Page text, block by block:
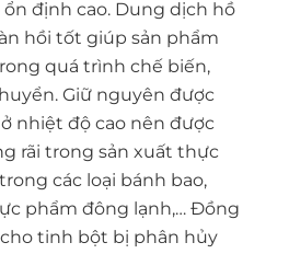
định cao. Dung dịch hồ
hồi tốt giúp sản phẩm
quá trình chế biến,
Giữ nguyên được
nhiệt độ cao nên được
rãi trong sản xuất thực
các loại bánh bao,
phẩm đông lạnh,… Đồng
tinh bột bị phân hủy